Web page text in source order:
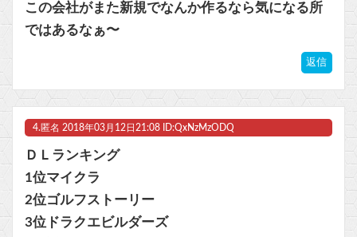
この会社がまた新規でなんか作るなら気になる所
ではあるなぁ〜
返信
4. 匿名 2018年03月12日21:08 ID:QxNzMzODQ
ＤＬランキング
1位マイクラ
2位ゴルフストーリー
3位ドラクエビルダーズ